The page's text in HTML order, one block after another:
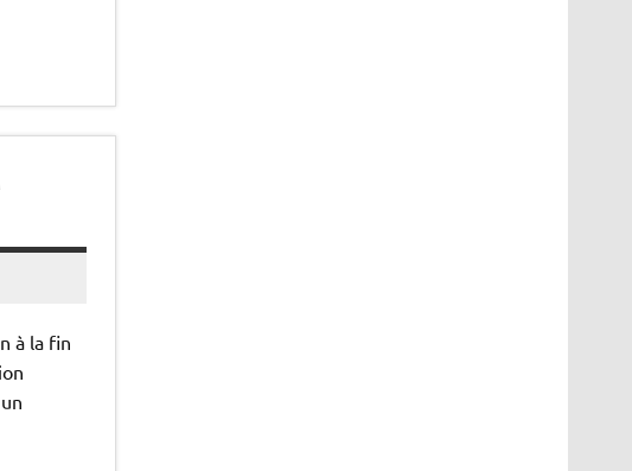
à la fin